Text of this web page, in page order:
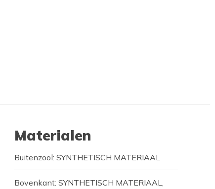
Materialen
Buitenzool: SYNTHETISCH MATERIAAL
Bovenkant: SYNTHETISCH MATERIAAL,